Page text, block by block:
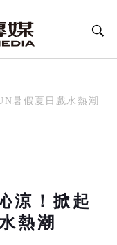
暑假夏日戲水熱潮
涼！掀起
熱潮